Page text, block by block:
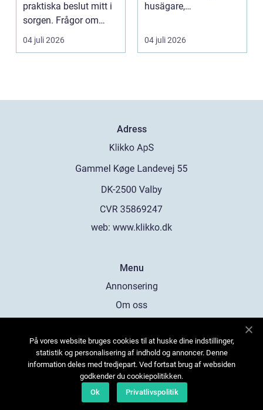
praktiska beslut mitt i
sorgen. Frågor om
ceremoni, ju...
04 juli 2026
husägare,
och fastighets...
04 juli 2026
Adress
web: www.klikko.dk
Menu
Annonsering
Om oss
Kontakta oss
Sitemap
På vores website bruges cookies til at huske dine indstillinger,
statistik og personalisering af indhold og annoncer. Denne
information deles med tredjepart. Ved fortsat brug af websiden
godkender du cookiepolitikken.
Ok
Privatlivspolitik